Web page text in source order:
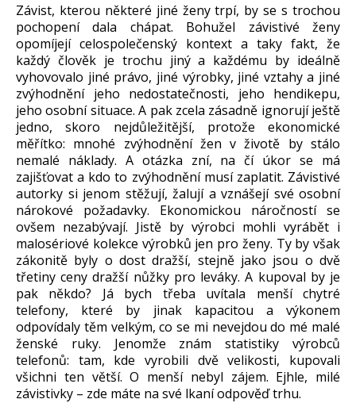
Závist, kterou některé jiné ženy trpí, by se s trochou
pochopení dala chápat. Bohužel závistivé ženy
opomíjejí celospolečenský kontext a taky fakt, že
každý člověk je trochu jiný a každému by ideálně
vyhovovalo jiné právo, jiné výrobky, jiné vztahy a jiné
zvýhodnění jeho nedostatečnosti, jeho hendikepu,
jeho osobní situace. A pak zcela zásadně ignorují ještě
jedno, skoro nejdůležitější, protože ekonomické
měřítko: mnohé zvýhodnění žen v životě by stálo
nemalé náklady. A otázka zní, na čí úkor se má
zajišťovat a kdo to zvýhodnění musí zaplatit. Závistivé
autorky si jenom stěžují, žalují a vznášejí své osobní
nárokové požadavky. Ekonomickou náročností se
ovšem nezabývají. Jistě by výrobci mohli vyrábět i
malosériové kolekce výrobků jen pro ženy. Ty by však
zákonitě byly o dost dražší, stejně jako jsou o dvě
třetiny ceny dražší nůžky pro leváky. A kupoval by je
pak někdo? Já bych třeba uvítala menší chytré
telefony, které by jinak kapacitou a výkonem
odpovídaly těm velkým, co se mi nevejdou do mé malé
ženské ruky. Jenomže znám statistiky výrobců
telefonů: tam, kde vyrobili dvě velikosti, kupovali
všichni ten větší. O menší nebyl zájem. Ejhle, milé
závistivky – zde máte na své lkaní odpověď trhu.